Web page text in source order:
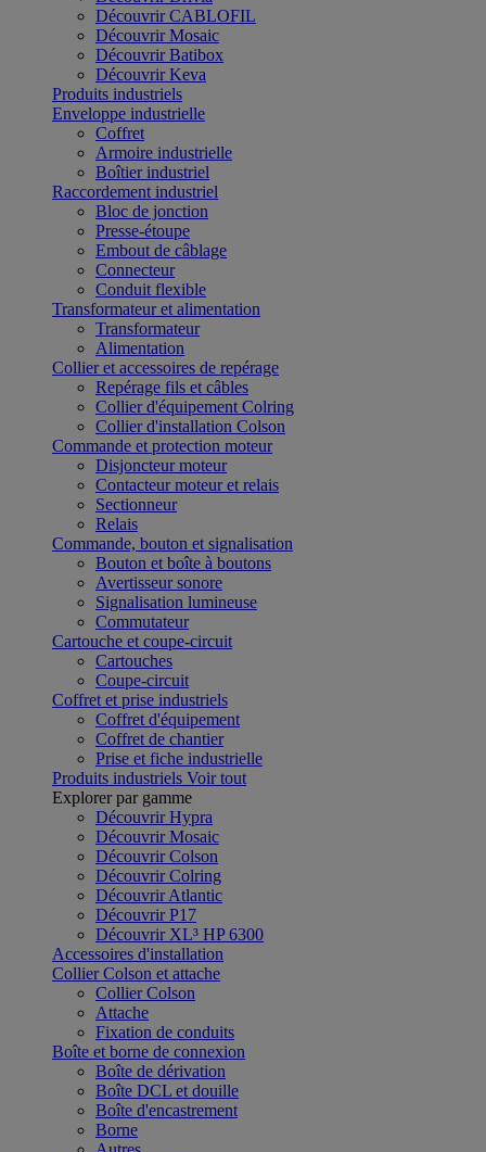
Découvrir CABLOFIL
Découvrir Mosaic
Découvrir Batibox
Découvrir Keva
Produits industriels
Enveloppe industrielle
Coffret
Armoire industrielle
Boîtier industriel
Raccordement industriel
Bloc de jonction
Presse-étoupe
Embout de câblage
Connecteur
Conduit flexible
Transformateur et alimentation
Transformateur
Alimentation
Collier et accessoires de repérage
Repérage fils et câbles
Collier d'équipement Colring
Collier d'installation Colson
Commande et protection moteur
Disjoncteur moteur
Contacteur moteur et relais
Sectionneur
Relais
Commande, bouton et signalisation
Bouton et boîte à boutons
Avertisseur sonore
Signalisation lumineuse
Commutateur
Cartouche et coupe-circuit
Cartouches
Coupe-circuit
Coffret et prise industriels
Coffret d'équipement
Coffret de chantier
Prise et fiche industrielle
Produits industriels Voir tout
Explorer par gamme
Découvrir Hypra
Découvrir Mosaic
Découvrir Colson
Découvrir Colring
Découvrir Atlantic
Découvrir P17
Découvrir XL³ HP 6300
Accessoires d'installation
Collier Colson et attache
Collier Colson
Attache
Fixation de conduits
Boîte et borne de connexion
Boîte de dérivation
Boîte DCL et douille
Boîte d'encastrement
Borne